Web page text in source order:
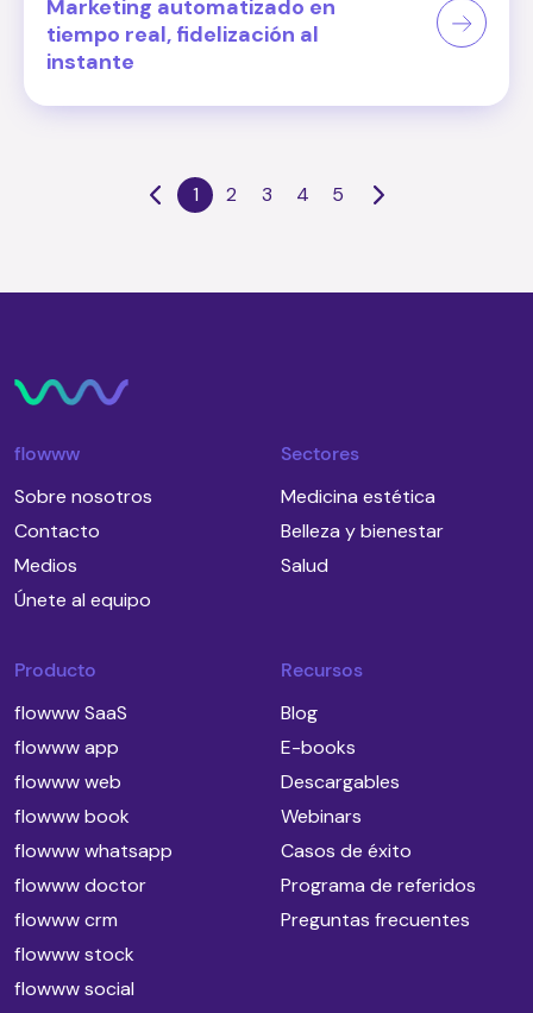
Marketing automatizado en
tiempo real, fidelización al
instante
1 2 3 4 5
flowww
Sobre nosotros
Contacto
Medios
Únete al equipo
Sectores
Medicina estética
Belleza y bienestar
Salud
Producto
flowww SaaS
flowww app
flowww web
flowww book
flowww whatsapp
flowww doctor
flowww crm
flowww stock
flowww social
Recursos
Blog
E-books
Descargables
Webinars
Casos de éxito
Programa de referidos
Preguntas frecuentes